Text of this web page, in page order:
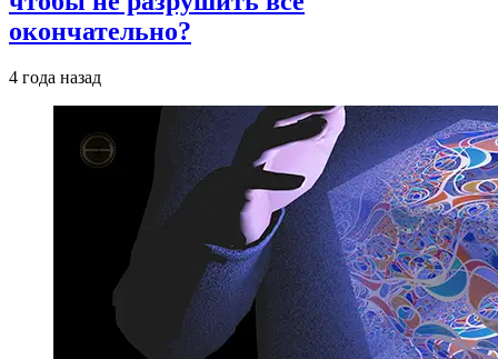
окончательно?
4 года назад